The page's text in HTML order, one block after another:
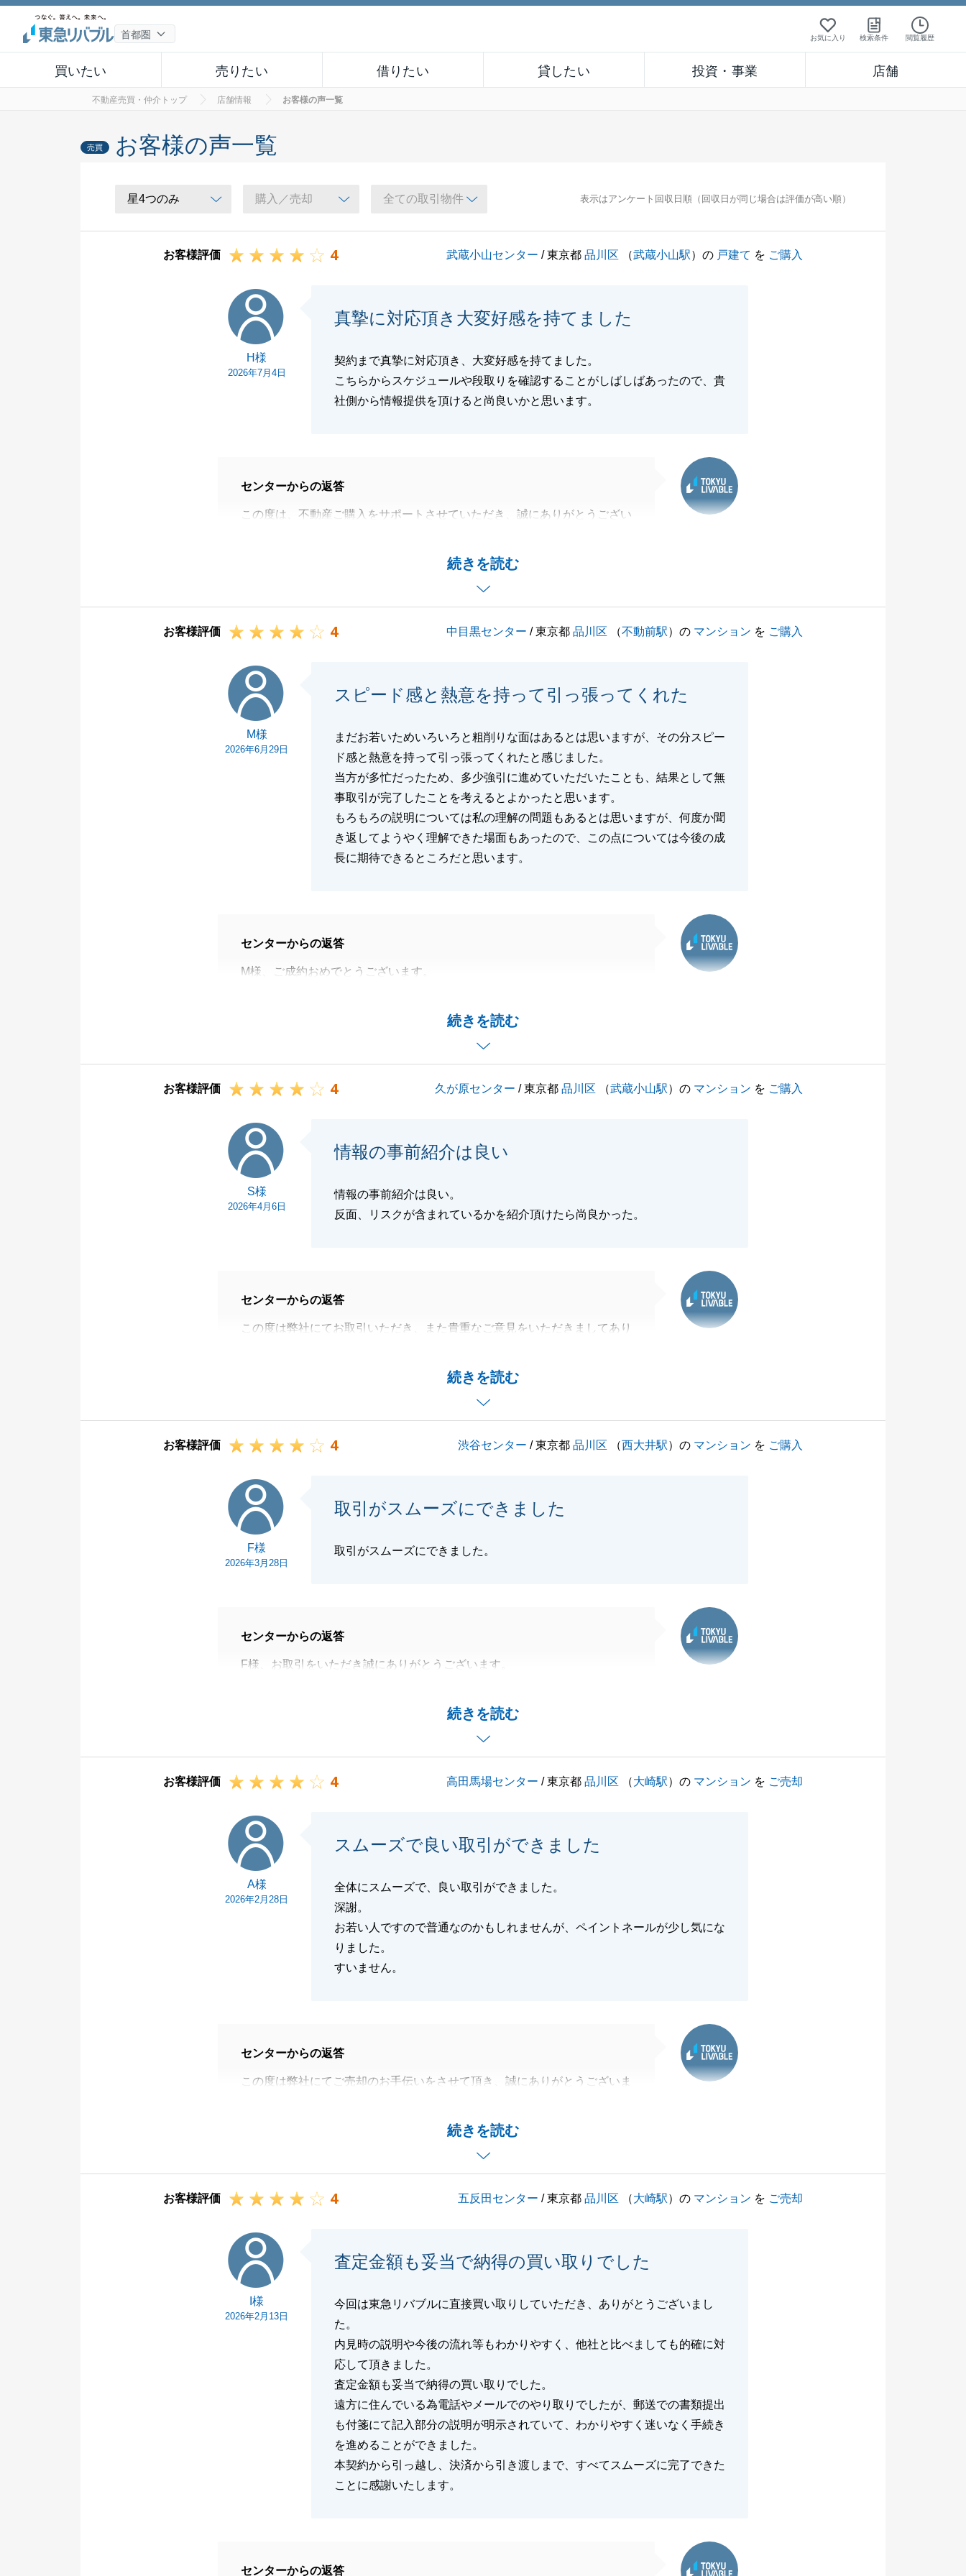
お気に入り 検索条件 閲覧履歴
買いたい 売りたい 借りたい 貸したい 投資・事業 店舗
不動産売買・仲介トップ 店舗情報 お客様の声一覧
売買 お客様の声一覧
表示はアンケート回収日順（回収日が同じ場合は評価が高い順）
お客様評価 4 武蔵小山センター / 東京都品川区 （武蔵小山駅）の 戸建て を ご購入
H様
2026年7月4日
真摯に対応頂き大変好感を持てました
契約まで真摯に対応頂き、大変好感を持てました。
こちらからスケジュールや段取りを確認することがしばしばあったので、貴
社側から情報提供を頂けると尚良いかと思います。
続きを読む
センターからの返答
この度は、不動産ご購入をサポートさせていただき、誠にありがとうござい
また、無事にH様のお住まいのご購入をお手伝いできましたこと、心より御
契約までの対応につきまして「真摯に対応頂き、大変好感を持てた」という
H様の大切なお住まい探しに携わることができ、大変光栄に存じます。
だく形となってしまい、ご不安やお手数をおかけしましたことを心よりお詫
び申し上げます。
いただきましたご指摘を真摯に受け止め、今後は先回りした情報提供とこま
めなスケジュール共有を徹底し、より安心してお取引いただけるよう改善に
努めてまいります。
お引越し後も、お住まいに関することで気になる点などがございましたら、
いつでもお気軽にご連絡下さい。
H様の新しいお住まいでの生活が、素晴らしいものとなりますよう心よりお
祈り申し上げます。
お客様評価 4 中目黒センター / 東京都品川区 （不動前駅）の マンション を ご購入
M様
2026年6月29日
スピード感と熱意を持って引っ張ってくれた
まだお若いためいろいろと粗削りな面はあるとは思いますが、その分スピー
ド感と熱意を持って引っ張ってくれたと感じました。
当方が多忙だったため、多少強引に進めていただいたことも、結果として無
事取引が完了したことを考えるとよかったと思います。
もろもろの説明については私の理解の問題もあるとは思いますが、何度か聞
き返してようやく理解できた場面もあったので、この点については今後の成
長に期待できるところだと思います。
続きを読む
センターからの返答
M様、ご成約おめでとうございます。
私の説明が分かりづらく、ご迷惑をおかけしてしまい、大変失礼いたしまし
今後、お客様に分かりやすくご説明ができるようにいたします。
今後不動産のことで、お悩み事がございましたらお気軽にご連絡下さいま
引き続きよろしくお願いいたします。
閉じる
お客様評価 4 久が原センター / 東京都品川区 （武蔵小山駅）の マンション を ご購入
S様
2026年4月6日
情報の事前紹介は良い
情報の事前紹介は良い。
反面、リスクが含まれているかを紹介頂けたら尚良かった。
続きを読む
センターからの返答
この度は弊社にてお取引いただき、また貴重なご意見をいただきましてあり
「リスク面の説明」についても貴重なご指摘をいただき、身の引き締まる思
今後は、多角的な視点から「判断材料」をしっかりとお伝えできるよう努め
これから始まるご新居での生活でも、また何かお役にたてることがございま
皆様のご健康とご多幸をお祈り申し上げます。
お客様評価 4 渋谷センター / 東京都品川区 （西大井駅）の マンション を ご購入
F様
2026年3月28日
取引がスムーズにできました
取引がスムーズにできました。
続きを読む
センターからの返答
F様、お取引をいただき誠にありがとうございます。
今後もご相談事がございましたらお申し付けいただけますと幸いです。
お客様評価 4 高田馬場センター / 東京都品川区 （大崎駅）の マンション を ご売却
A様
2026年2月28日
スムーズで良い取引ができました
全体にスムーズで、良い取引ができました。
深謝。
お若い人ですので普通なのかもしれませんが、ペイントネールが少し気にな
りました。
すいません。
続きを読む
センターからの返答
この度は弊社にてご売却のお手伝いをさせて頂き、誠にありがとうございま
無事にお引渡しを迎える事ができ、大変光栄でございます。
今後も不動産売却に関わらず、何かあればお気軽にお声がけ頂ければと思い
閉じる
お客様評価 4 五反田センター / 東京都品川区 （大崎駅）の マンション を ご売却
I様
2026年2月13日
査定金額も妥当で納得の買い取りでした
今回は東急リバブルに直接買い取りしていただき、ありがとうございまし
た。
内見時の説明や今後の流れ等もわかりやすく、他社と比べましても的確に対
応して頂きました。
査定金額も妥当で納得の買い取りでした。
遠方に住んでいる為電話やメールでのやり取りでしたが、郵送での書類提出
も付箋にて記入部分の説明が明示されていて、わかりやすく迷いなく手続き
を進めることができました。
本契約から引っ越し、決済から引き渡しまで、すべてスムーズに完了できた
ことに感謝いたします。
センターからの返答